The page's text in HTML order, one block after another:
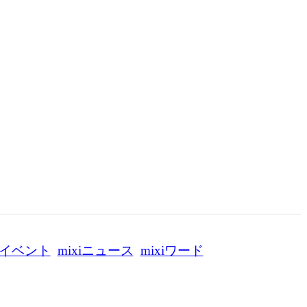
イベント mixiニュース mixiワード